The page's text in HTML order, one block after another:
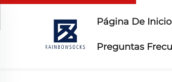
Página De Inicio
Preguntas